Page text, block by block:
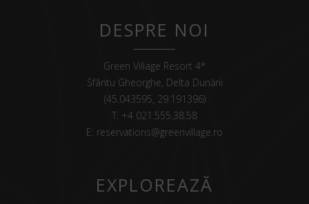
DESPRE NOI
Green Village Resort 4*
Sfântu Gheorghe, Delta Dunării
(45.043595, 29.191396)
T: +4 021.555.38.58
E: reservations@greenvillage.ro
EXPLOREAZĂ